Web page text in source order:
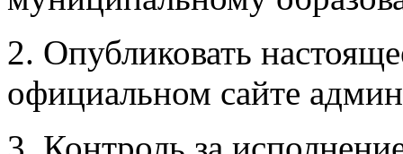
2. Опубликовать
официальном сайте